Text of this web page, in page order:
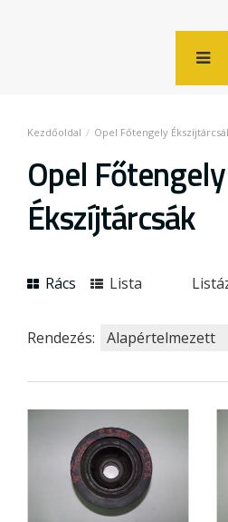
Opel Főtengely
Opel Főtengely
Ékszíjtárcsák
Rács Lista
Rendezés: